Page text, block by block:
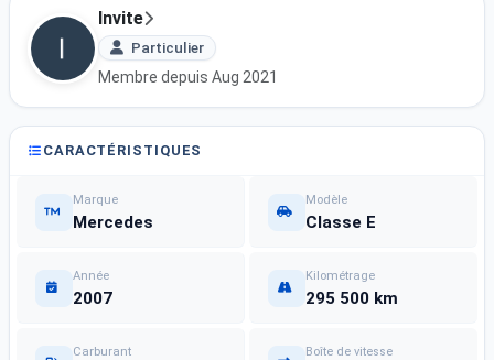
Invite
Particulier
Membre depuis Aug 2021
CARACTÉRISTIQUES
Marque
Mercedes
Modèle
Classe E
Année
2007
Kilométrage
295 500 km
Carburant Boîte de vitesse